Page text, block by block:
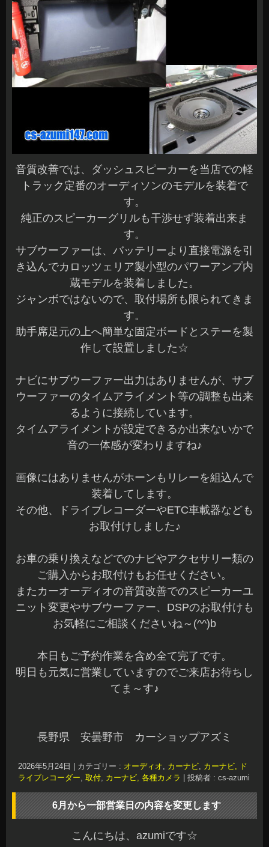
音質改善では、ダッシュスピーカーを当店での軽
トラック定番のオーディソンのモデルを装着で
す。
純正のスピーカーグリルも干渉せず装着出来ま
す。
サブウーファーは、バッテリーより直接電源を引
き込んでカロッツェリア製小型のパワーアンプ内
蔵モデルを装着しました。
ジャンボではないので、取付場所も限られてきま
す。
助手席足元の上へ簡単な固定ボードとステーを製
作して設置しました☆
ナビにサブウーファー出力はありませんが、サブ
ウーファーのタイムアライメント等の調整も出来
るように接続しています。
タイムアライメントが設定できるか出来ないかで
音の一体感が変わりますね♪
画像にはありませんがホーンもリレーを組込んで
装着してします。
その他、ドライブレコーダーやETC車載器なども
お取付けしました♪
お車の乗り換えなどでのナビやアクセサリー類の
ご購入からお取付けもお任せください。
またカーオーディオの音質改善でのスピーカーユ
ニット変更やサブウーファー、DSPのお取付けも
お気軽にご相談くださいね～(^^)b
本日もご予約作業を含め全て完了です。
明日も元気に営業していますのでご来店お待ちし
てま～す♪
長野県 安曇野市 カーショップアズミ
2026年5月24日 | カテゴリー : オーディオ カーナビ カーナビ, ド
ライブレコーダー 取付 カーナビ, 各種カメラ | 投稿者 : cs-azumi
6月から一部営業日の内容を変更します
こんにちは、azumiです☆